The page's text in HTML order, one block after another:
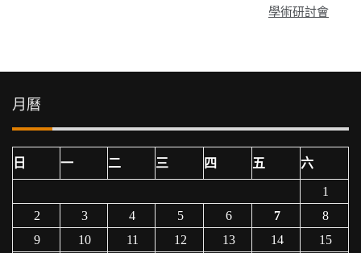
覽
學術研討會
月曆
日 一 二 三 四 五 六
1
2
3 4 5 6 7
8
9
10 11 12 13 14
15